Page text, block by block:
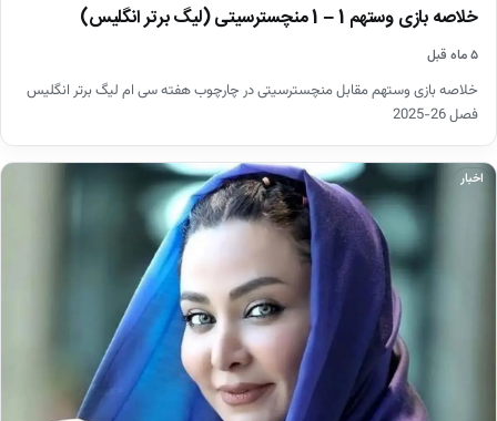
خلاصه بازی وستهم 1 – 1 منچسترسیتی (لیگ برتر انگلیس)
۵ ماه قبل
خلاصه بازی وستهم مقابل منچسترسیتی در چارچوب هفته سی ام لیگ برتر انگلیس
فصل 26-2025
اخبار